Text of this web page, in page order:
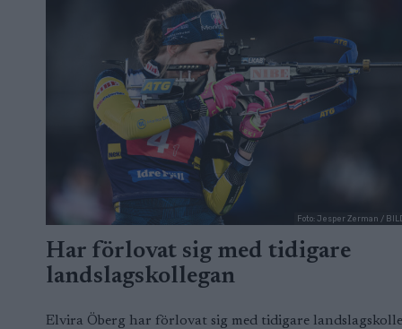
Foto: Jesper Zerman /
Har förlovat sig med tidigare
landslagskollegan
Elvira Öberg har förlovat sig med tidigare